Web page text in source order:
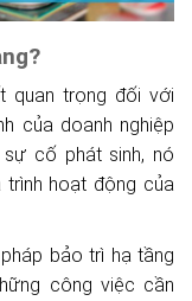
quan trọng đối với
của doanh nghiệp
cố phát sinh, nó
trình hoạt động của
bảo trì hạ tầng
công việc cần